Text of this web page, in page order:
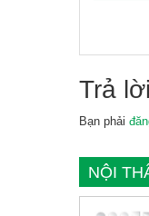
Trả lời
Bạn phải
NỘI